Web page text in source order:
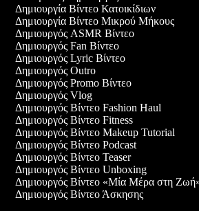
Δημιουργία Βίντεο Κατοικίδιων
Δημιουργία Βίντεο Μικρού Μήκους
Δημιουργός ASMR Βίντεο
Δημιουργός Fan Βίντεο
Δημιουργός Lyric Βίντεο
Δημιουργός Outro
Δημιουργός Promo Βίντεο
Δημιουργός Vlog
Δημιουργός Βίντεο Fashion Haul
Δημιουργός Βίντεο Fitness
Δημιουργός Βίντεο Makeup Tutorial
Δημιουργός Βίντεο Podcast
Δημιουργός Βίντεο Teaser
Δημιουργός Βίντεο Unboxing
Δημιουργός Βίντεο «Μία Μέρα στη Ζωή»
Δημιουργός Βίντεο Άσκησης